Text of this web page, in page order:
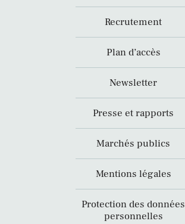
Recrutement
Plan d’accès
Newsletter
Presse et rapports
Marchés publics
Mentions légales
Protection des données
personnelles